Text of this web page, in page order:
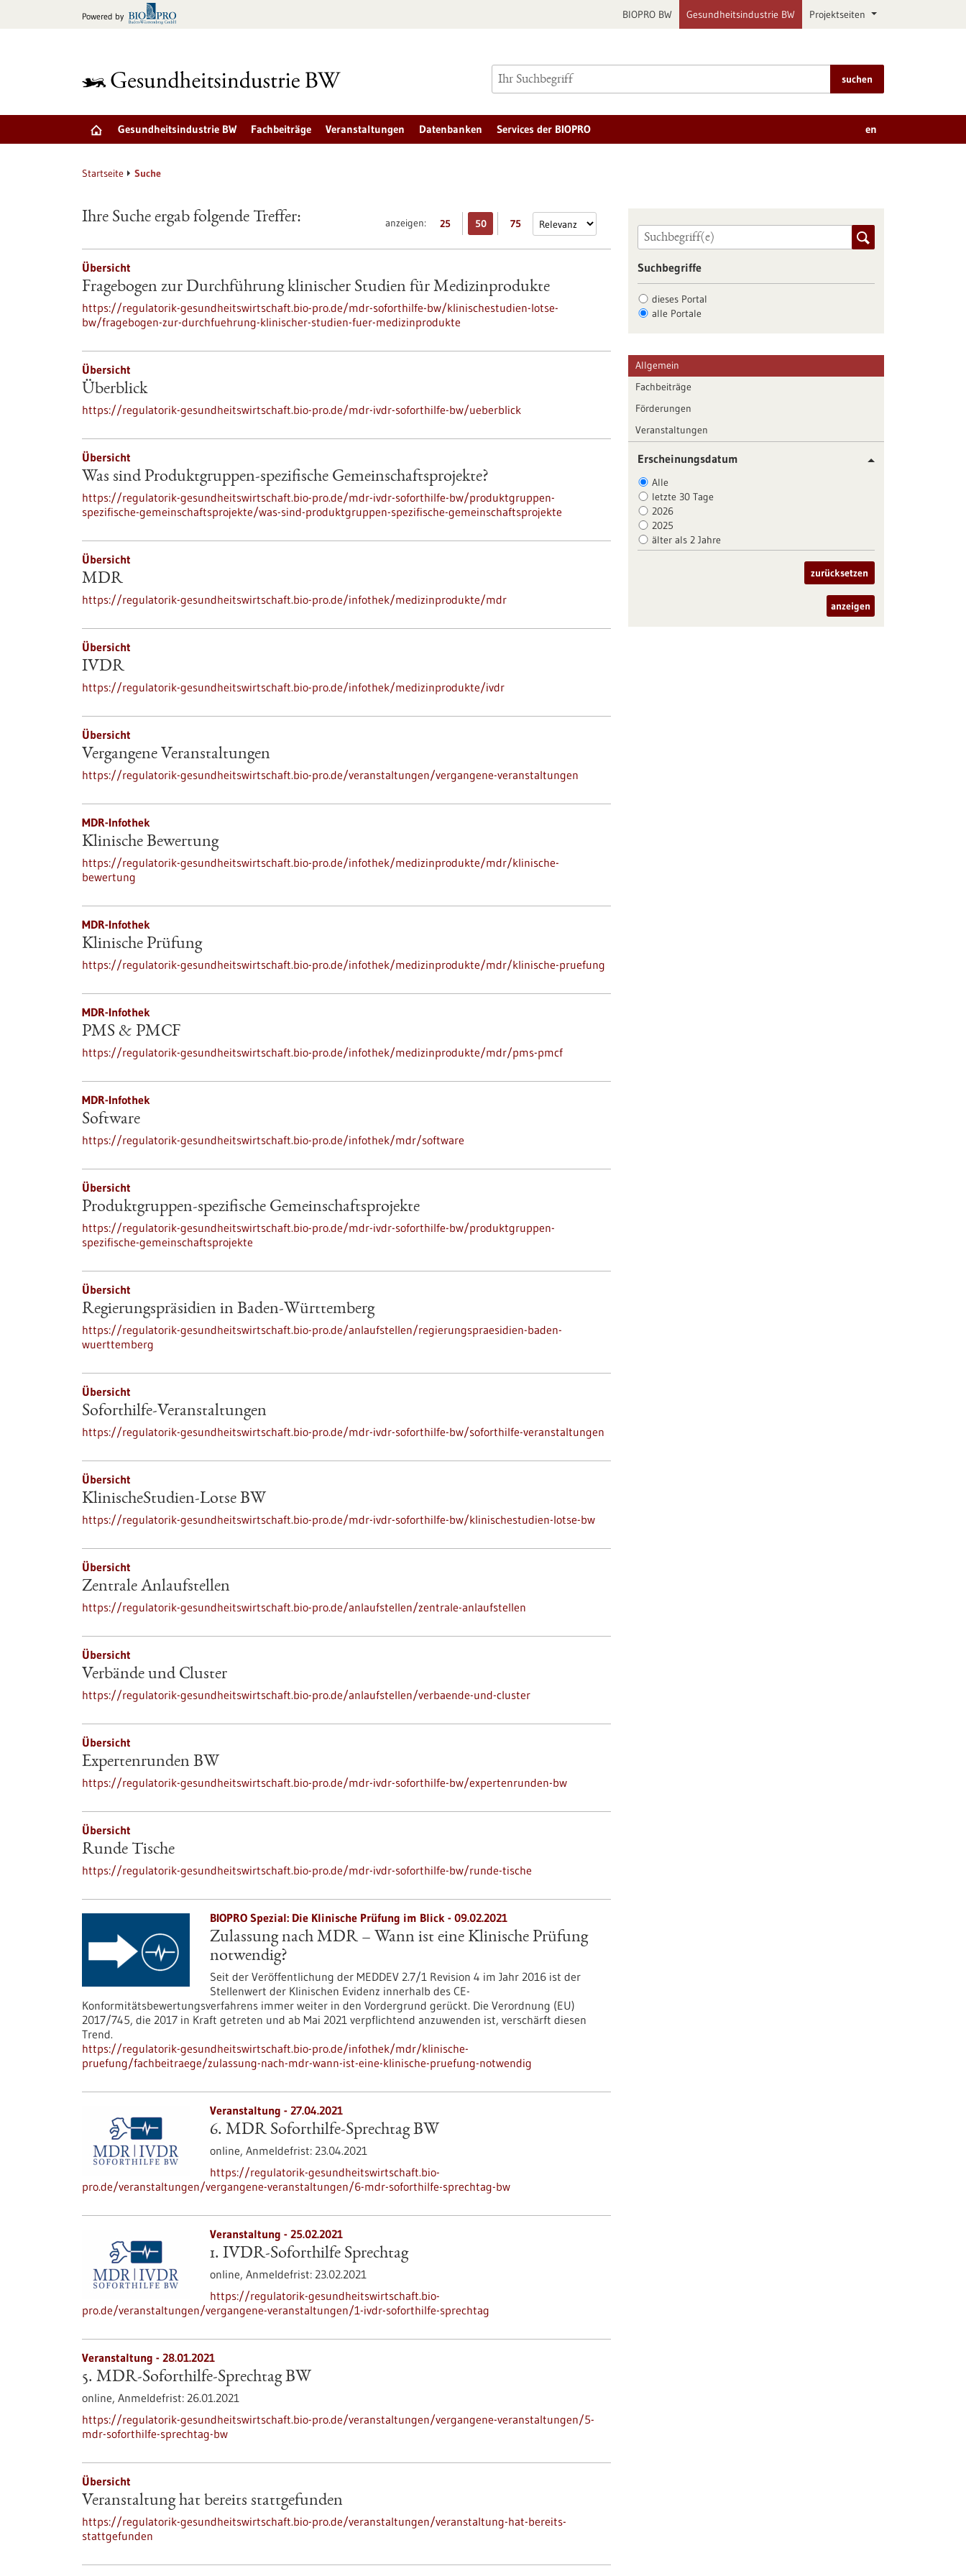
Powered by BIOPRO BW Gesundheitsindustrie BW Projektseiten
suchen
Gesundheitsindustrie BW Fachbeiträge Veranstaltungen Datenbanken Services der BIOPRO en
Startseite Suche
anzeigen: 25 50 75
Ihre Suche ergab folgende Treffer:
Übersicht
Fragebogen zur Durchführung klinischer Studien für Medizinprodukte
https://regulatorik-gesundheitswirtschaft.bio-pro.de/mdr-soforthilfe-bw/klinischestudien-lotse-
bw/fragebogen-zur-durchfuehrung-klinischer-studien-fuer-medizinprodukte
Übersicht
Überblick
https://regulatorik-gesundheitswirtschaft.bio-pro.de/mdr-ivdr-soforthilfe-bw/ueberblick
Übersicht
Was sind Produktgruppen-spezifische Gemeinschaftsprojekte?
https://regulatorik-gesundheitswirtschaft.bio-pro.de/mdr-ivdr-soforthilfe-bw/produktgruppen-
spezifische-gemeinschaftsprojekte/was-sind-produktgruppen-spezifische-gemeinschaftsprojekte
Übersicht
MDR
https://regulatorik-gesundheitswirtschaft.bio-pro.de/infothek/medizinprodukte/mdr
Übersicht
IVDR
https://regulatorik-gesundheitswirtschaft.bio-pro.de/infothek/medizinprodukte/ivdr
Übersicht
Vergangene Veranstaltungen
https://regulatorik-gesundheitswirtschaft.bio-pro.de/veranstaltungen/vergangene-veranstaltungen
MDR-Infothek
Klinische Bewertung
https://regulatorik-gesundheitswirtschaft.bio-pro.de/infothek/medizinprodukte/mdr/klinische-
bewertung
MDR-Infothek
Klinische Prüfung
https://regulatorik-gesundheitswirtschaft.bio-pro.de/infothek/medizinprodukte/mdr/klinische-pruefung
MDR-Infothek
PMS & PMCF
https://regulatorik-gesundheitswirtschaft.bio-pro.de/infothek/medizinprodukte/mdr/pms-pmcf
MDR-Infothek
Software
https://regulatorik-gesundheitswirtschaft.bio-pro.de/infothek/mdr/software
Übersicht
Produktgruppen-spezifische Gemeinschaftsprojekte
https://regulatorik-gesundheitswirtschaft.bio-pro.de/mdr-ivdr-soforthilfe-bw/produktgruppen-
spezifische-gemeinschaftsprojekte
Übersicht
Regierungspräsidien in Baden-Württemberg
https://regulatorik-gesundheitswirtschaft.bio-pro.de/anlaufstellen/regierungspraesidien-baden-
wuerttemberg
Übersicht
Soforthilfe-Veranstaltungen
https://regulatorik-gesundheitswirtschaft.bio-pro.de/mdr-ivdr-soforthilfe-bw/soforthilfe-veranstaltungen
Übersicht
KlinischeStudien-Lotse BW
https://regulatorik-gesundheitswirtschaft.bio-pro.de/mdr-ivdr-soforthilfe-bw/klinischestudien-lotse-bw
Übersicht
Zentrale Anlaufstellen
https://regulatorik-gesundheitswirtschaft.bio-pro.de/anlaufstellen/zentrale-anlaufstellen
Übersicht
Verbände und Cluster
https://regulatorik-gesundheitswirtschaft.bio-pro.de/anlaufstellen/verbaende-und-cluster
Übersicht
Expertenrunden BW
https://regulatorik-gesundheitswirtschaft.bio-pro.de/mdr-ivdr-soforthilfe-bw/expertenrunden-bw
Übersicht
Runde Tische
https://regulatorik-gesundheitswirtschaft.bio-pro.de/mdr-ivdr-soforthilfe-bw/runde-tische
BIOPRO Spezial: Die Klinische Prüfung im Blick - 09.02.2021
Zulassung nach MDR – Wann ist eine Klinische Prüfung
notwendig?
Seit der Veröffentlichung der MEDDEV 2.7/1 Revision 4 im Jahr 2016 ist der
Stellenwert der Klinischen Evidenz innerhalb des CE-
Konformitätsbewertungsverfahrens immer weiter in den Vordergrund gerückt. Die Verordnung (EU)
2017/745, die 2017 in Kraft getreten und ab Mai 2021 verpflichtend anzuwenden ist, verschärft diesen
Trend.
https://regulatorik-gesundheitswirtschaft.bio-pro.de/infothek/mdr/klinische-
pruefung/fachbeitraege/zulassung-nach-mdr-wann-ist-eine-klinische-pruefung-notwendig
Veranstaltung - 27.04.2021
6. MDR Soforthilfe-Sprechtag BW
online, Anmeldefrist: 23.04.2021
https://regulatorik-gesundheitswirtschaft.bio-
pro.de/veranstaltungen/vergangene-veranstaltungen/6-mdr-soforthilfe-sprechtag-bw
Veranstaltung - 25.02.2021
1. IVDR-Soforthilfe Sprechtag
online, Anmeldefrist: 23.02.2021
https://regulatorik-gesundheitswirtschaft.bio-
pro.de/veranstaltungen/vergangene-veranstaltungen/1-ivdr-soforthilfe-sprechtag
Veranstaltung - 28.01.2021
5. MDR-Soforthilfe-Sprechtag BW
online, Anmeldefrist: 26.01.2021
https://regulatorik-gesundheitswirtschaft.bio-pro.de/veranstaltungen/vergangene-veranstaltungen/5-
mdr-soforthilfe-sprechtag-bw
Übersicht
Veranstaltung hat bereits stattgefunden
https://regulatorik-gesundheitswirtschaft.bio-pro.de/veranstaltungen/veranstaltung-hat-bereits-
stattgefunden
Suchbegriffe
dieses Portal
alle Portale
Allgemein
Fachbeiträge
Förderungen
Veranstaltungen
Erscheinungsdatum
Alle
letzte 30 Tage
2026
2025
älter als 2 Jahre
zurücksetzen
anzeigen